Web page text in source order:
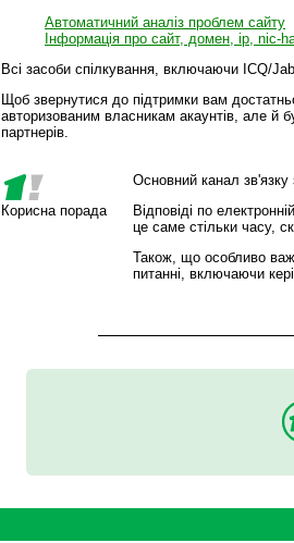
Автоматичний аналіз проблем сайту
Інформація про сайт, домен, ip, nic-
Всі засоби спілкування, включаючи ICQ/
Щоб звернутися до підтримки вам
авторизованим власникам акаунтів, але й
партнерів.
Корисна порада
Основний канал
Відповіді по
це саме стільки часу,
Також, що особливо
питанні, включаючи